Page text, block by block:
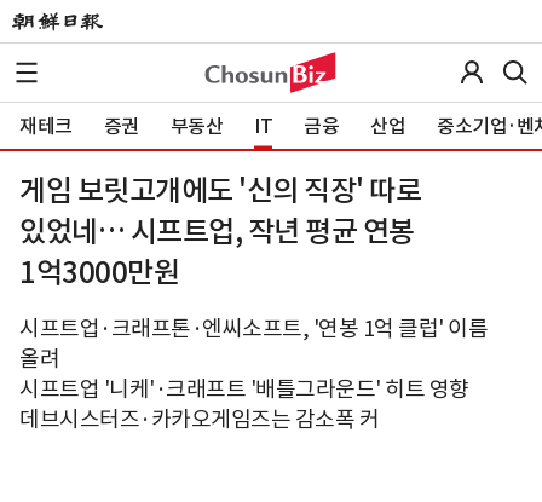
재테크 증권 부동산 IT 금융 산업 중소기업·벤
게임 보릿고개에도 '신의 직장' 따로
있었네… 시프트업, 작년 평균 연봉
1억3000만원
시프트업·크래프톤·엔씨소프트, '연봉 1억 클럽' 이름
올려
시프트업 '니케'·크래프트 '배틀그라운드' 히트 영향
데브시스터즈·카카오게임즈는 감소폭 커